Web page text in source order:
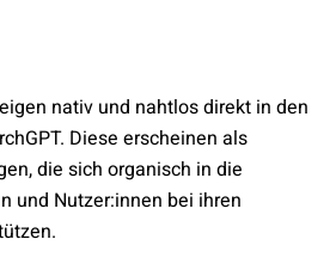
nativ und nahtlos direkt in den
Diese erscheinen als
die sich organisch in die
und Nutzer:innen bei ihren